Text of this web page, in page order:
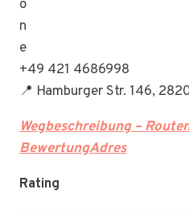
+49 421 4686998
📍 Hamburger Str. 146,
Wegbeschreibung –
BewertungAdres
Rating